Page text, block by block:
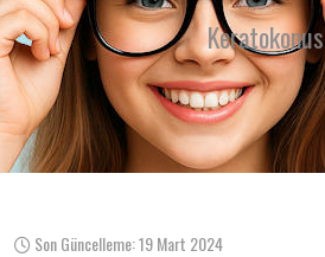
Keratokonus
Son Güncelleme: 19 Mart 2024